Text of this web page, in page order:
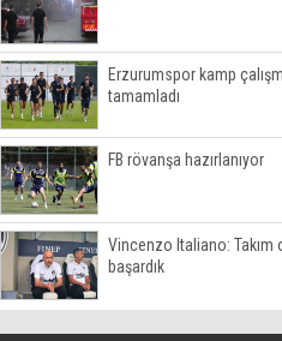
Erzurumspor kamp
tamamladı
FB rövanşa hazırlanıyor
Vincenzo Italiano: Takım
başardık